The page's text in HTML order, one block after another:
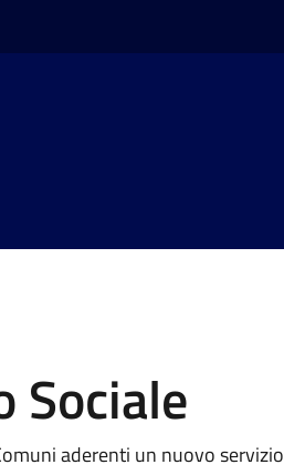
Sociale
aderenti un nuovo servizio